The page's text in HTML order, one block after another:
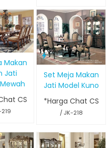
Makan
Jati
CS
Set Meja Makan
Jati Model Kuno
*Harga Chat CS
/ JK-218